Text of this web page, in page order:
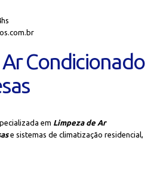
Condicionado
em Limpeza de Ar
e sistemas de climatização residencial,